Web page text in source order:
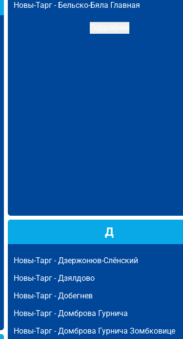
Новы-Тарг - Бельско-Бяла Главная
Д
Новы-Тарг -Дзержонюв-Слёнский
Новы-Тарг -Дзялдово
Новы-Тарг -Добегнев
Новы-Тарг -Домброва Гурнича
Новы-Тарг -Домброва Гурнича Зомбковице